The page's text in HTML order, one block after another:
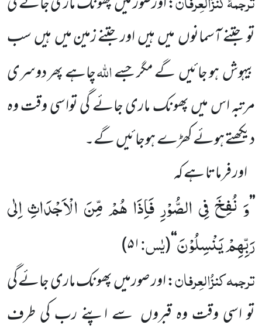
توجتنے آسمانوںمیںہیںاور جتنے زمین میںہیںسب
بیہوشہو جائیںگے مگر جسےاللہچاہے پھر دوسری
مرتبہ اس میںپھونک ماری جائے گی تواسی وقت وہ
دیکھتے ہوئے کھڑےہوجائیںگے۔
اور فرماتا ہے کہ
’’وَ نُفِخَ فِی الصُّوْرِ فَاِذَا هُمْ مِّنَ الْاَجْدَاثِ اِلٰى
رَبِّهِمْ یَنْسِلُوْنَ‘‘
(یٰس:۵۱)
ترجمہکنزُالعِرفان: اور صورمیںپھونک ماری جائے گی
تو اسی وقت وہ قبروں سے اپنے رب کی طرف